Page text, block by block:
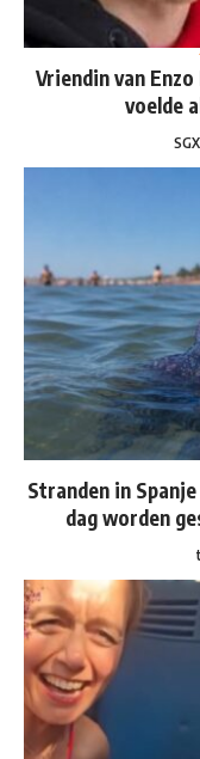
Vriendin van
voelde
Stranden in
dag worden